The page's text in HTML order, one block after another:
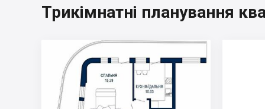
Трикімнатні планування